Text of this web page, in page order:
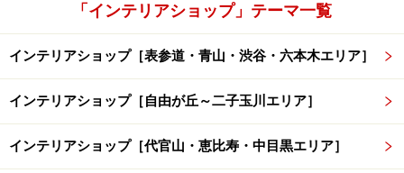
「インテリアショップ」テーマ一覧
インテリアショップ［表参道・青山・渋谷・六本木エリア］
インテリアショップ［自由が丘～二子玉川エリア］
インテリアショップ［代官山・恵比寿・中目黒エリア］